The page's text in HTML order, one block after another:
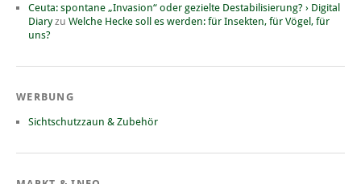
Ceuta: spontane „Invasion“ oder gezielte Destabilisierung? › Digital
Diaryzu Welche Hecke soll es werden: für Insekten, für Vögel, für
uns?
WERBUNG
Sichtschutzzaun & Zubehör